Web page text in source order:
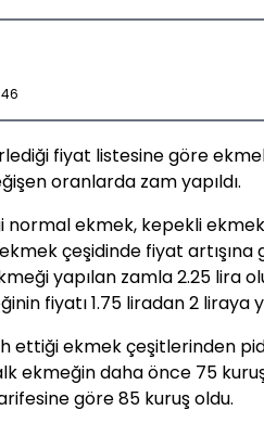
fiyat listesine göre
oranlarda zam yapıldı.
normal ekmek, kepekli
çeşidinde fiyat artışına
yapılan zamla 2.25 lira
fiyatı 1.75 liradan 2 liraya
ettiği ekmek çeşitlerinden
ekmeğin daha önce 75
göre 85 kuruş oldu.